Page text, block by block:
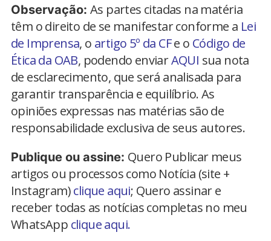
Observação: As partes citadas na matéria
têm o direito de se manifestar conforme a Lei
de Imprensa, o artigo 5º da CFe o Código de
Ética da OAB, podendo enviarAQUI sua nota
de esclarecimento, que será analisada para
garantir transparência e equilíbrio. As
opiniões expressas nas matérias são de
responsabilidade exclusiva de seus autores.
Publique ou assine: Quero Publicar meus
artigos ou processos como Notícia (site +
Instagram)clique aqui; Quero assinar e
receber todas as notícias completas no meu
WhatsApp clique aqui.